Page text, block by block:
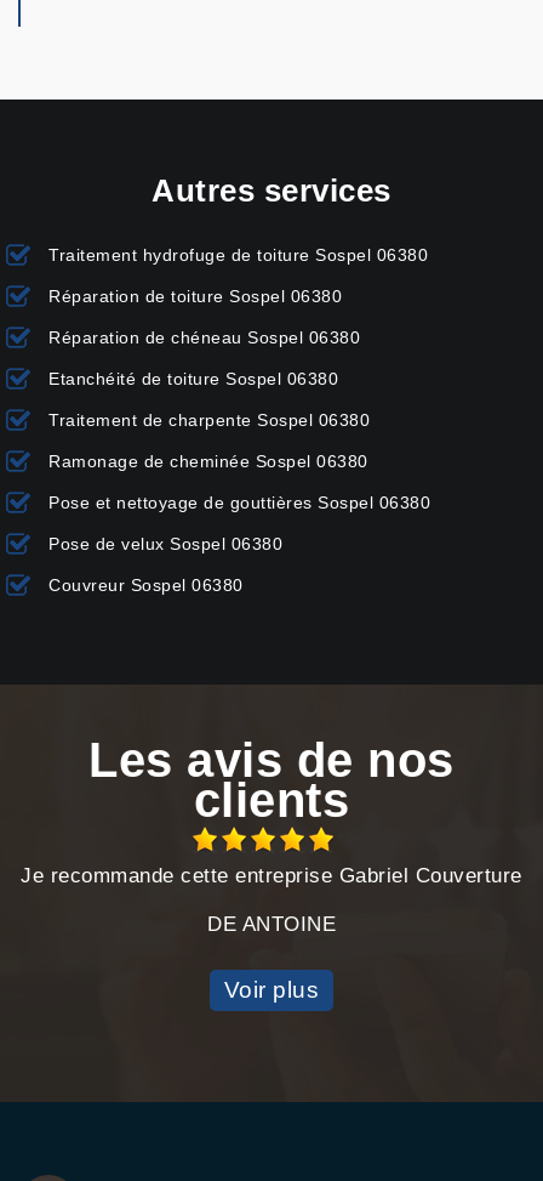
Autres services
Traitement hydrofuge de toiture Sospel 06380
Réparation de toiture Sospel 06380
Réparation de chéneau Sospel 06380
Etanchéité de toiture Sospel 06380
Traitement de charpente Sospel 06380
Ramonage de cheminée Sospel 06380
Pose et nettoyage de gouttières Sospel 06380
Pose de velux Sospel 06380
Couvreur Sospel 06380
Les avis de nos
clients
Je recommande cette entreprise Gabriel Couverture
DE ANTOINE
Voir plus